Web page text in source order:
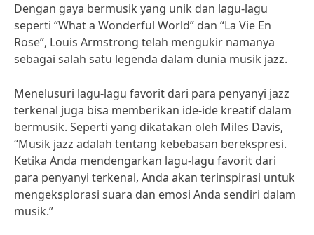
Dengan gaya bermusik yang unik dan lagu-lagu
seperti “What a Wonderful World” dan “La Vie En
Rose”, Louis Armstrong telah mengukir namanya
sebagai salah satu legenda dalam dunia musik jazz.
Menelusuri lagu-lagu favorit dari para penyanyi jazz
terkenal juga bisa memberikan ide-ide kreatif dalam
bermusik. Seperti yang dikatakan oleh Miles Davis,
“Musik jazz adalah tentang kebebasan berekspresi.
Ketika Anda mendengarkan lagu-lagu favorit dari
para penyanyi terkenal, Anda akan terinspirasi untuk
mengeksplorasi suara dan emosi Anda sendiri dalam
musik.”